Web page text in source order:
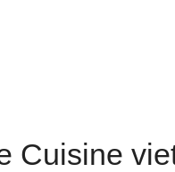
Cuisine